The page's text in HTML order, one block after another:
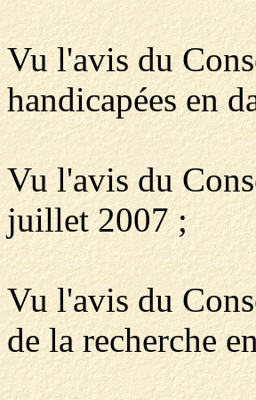
Vu l'avis du
handicapées en
Vu l'avis du
juillet 2007 ;
Vu l'avis du
de la recherche